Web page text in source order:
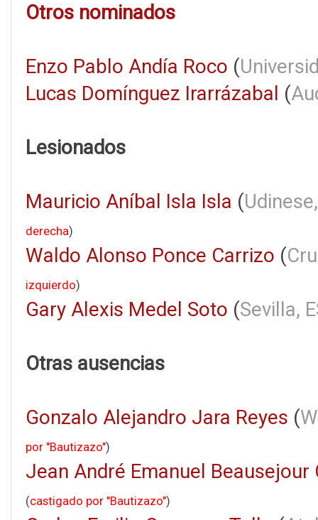
Otros nominados
Enzo Pablo Andía Roco (
Lucas Domínguez Irarrázabal (
Lesionados
Mauricio Aníbal Isla Isla (
derecha)
Waldo Alonso Ponce Carrizo (
izquierdo)
Gary Alexis Medel Soto (Sevilla,
Otras ausencias
Gonzalo Alejandro Jara Reyes (
por "Bautizazo")
Jean André Emanuel Beausejour
(castigado por "Bautizazo")